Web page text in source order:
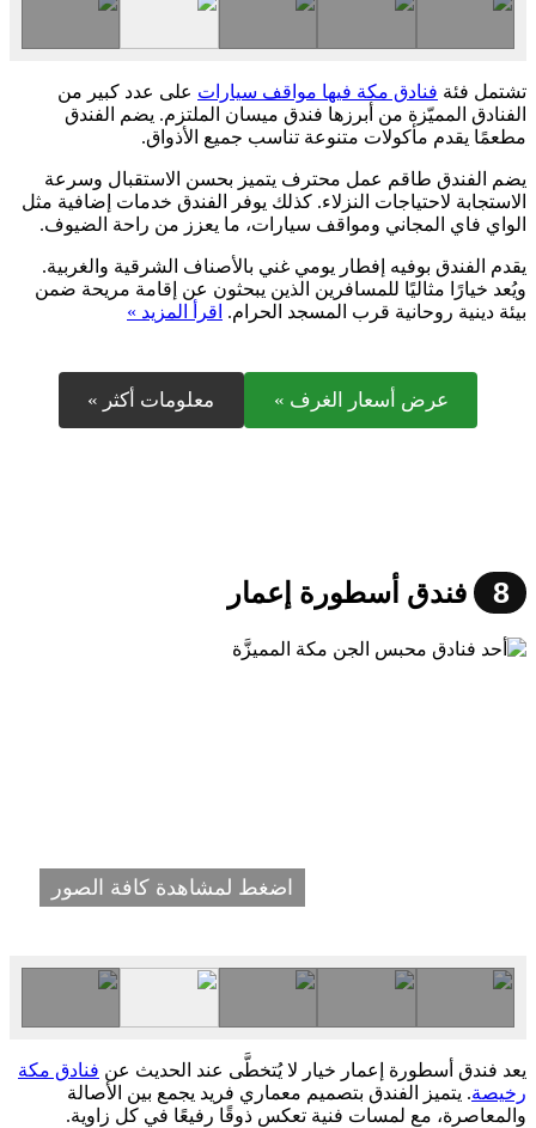
تشتمل فئة فنادق مكة فيها مواقف سيارات على عدد كبير من
الفنادق المميّزة من أبرزها فندق ميسان الملتزم. يضم الفندق
مطعمًا يقدم مأكولات متنوعة تناسب جميع الأذواق.
يضم الفندق طاقم عمل محترف يتميز بحسن الاستقبال وسرعة
الاستجابة لاحتياجات النزلاء. كذلك يوفر الفندق خدمات إضافية مثل
الواي فاي المجاني ومواقف سيارات، ما يعزز من راحة الضيوف.
يقدم الفندق بوفيه إفطار يومي غني بالأصناف الشرقية والغربية.
ويُعد خيارًا مثاليًا للمسافرين الذين يبحثون عن إقامة مريحة ضمن
بيئة دينية روحانية قرب المسجد الحرام. اقرأ المزيد »
عرض أسعار الغرف » معلومات أكثر »
8 فندق أسطورة إعمار
اضغط لمشاهدة كافة الصور
يعد فندق أسطورة إعمار خيار لا يُتخطَّى عند الحديث عن فنادق مكة
رخيصة. يتميز الفندق بتصميم معماري فريد يجمع بين الأصالة
والمعاصرة، مع لمسات فنية تعكس ذوقًا رفيعًا في كل زاوية.